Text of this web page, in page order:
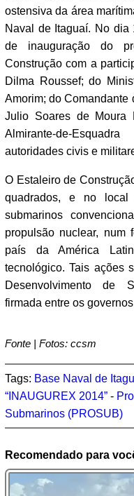
ostensiva da área
Naval de Itaguaí. No dia
de inauguração do
Construção com a
Dilma Roussef; do
Amorim; do Comandante
Julio Soares de Moura
Almirante-de-
autoridades civis e
O Estaleiro de
quadrados, e no local
submarinos
propulsão nuclear,
país da América
tecnológico. Tais ações
Desenvolvimento de
firmada entre os
Fonte | Fotos: ccsm
Tags: Base Naval de
“INAUGUREX 2014” -
Submarinos (PROSUB)
Recomendado para